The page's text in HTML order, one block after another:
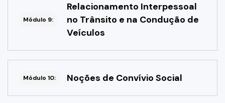
Módulo 9:
Relacionamento Interpessoal
no Trânsito e na Condução de
Veículos
Módulo 10: Noções de Convívio Social